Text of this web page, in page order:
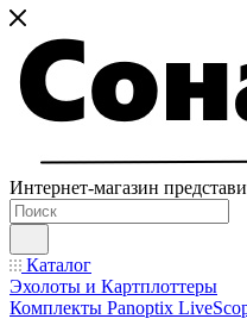
Интернет-магазин
Каталог
Эхолоты и Картплоттеры
Комплекты Panoptix